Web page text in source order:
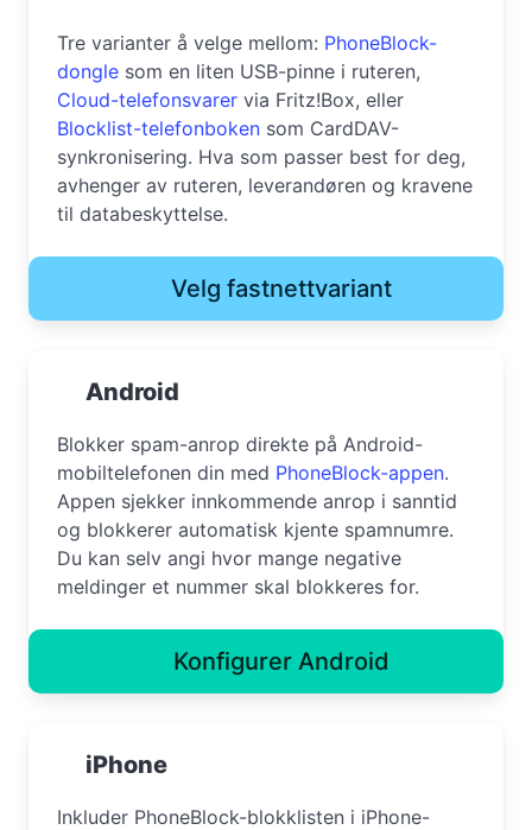
Tre varianter å velge mellom: PhoneBlock-
dongle som en liten USB-pinne i ruteren,
Cloud-telefonsvarer via Fritz!Box, eller
Blocklist-telefonboken som CardDAV-
synkronisering. Hva som passer best for deg,
avhenger av ruteren, leverandøren og kravene
til databeskyttelse.
Velg fastnettvariant
Android
Blokker spam-anrop direkte på Android-
mobiltelefonen din med PhoneBlock-appen.
Appen sjekker innkommende anrop i sanntid
og blokkerer automatisk kjente spamnumre.
Du kan selv angi hvor mange negative
meldinger et nummer skal blokkeres for.
Konfigurer Android
iPhone
Inkluder PhoneBlock-blokklisten i iPhone-